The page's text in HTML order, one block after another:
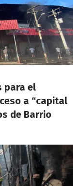
para el
a “capital
de Barrio